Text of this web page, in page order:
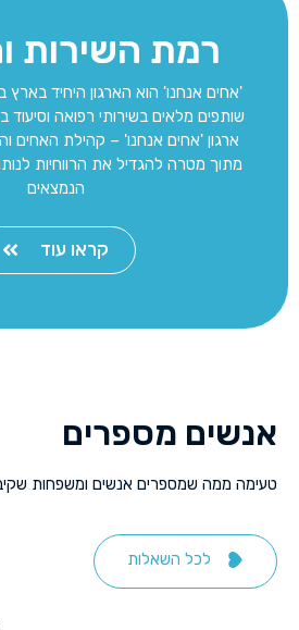
רמת השירות
'אחים אנחנו' הוא הארגון היחיד בארץ
שותפים מלאים בשירותי רפואה וסיעוד
ארגון 'אחים אנחנו' – קהילת האחים
מתוך מטרה להגדיל את הרווחיות
הנמצאים
קראו עוד
אנשים מספרים
טעימה ממה שמספרים אנשים ומשפחות
לכל השאלות